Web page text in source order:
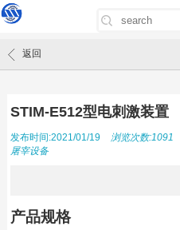
首页 STIM-E512型电刺激装置
返回
STIM-E512型电刺激装置
发布时间:2021/01/19 浏览次数:1091
屠宰设备
产品规格